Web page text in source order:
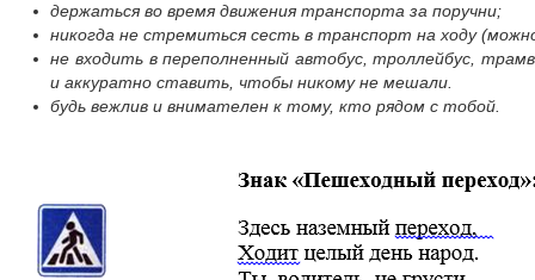
держаться во время движения транспорта за поручни;
никогда не стремиться сесть в транспорт на ходу
не входить в переполненный автобус, троллейбус,
и аккуратно ставить, чтобы никому не мешали.
будь вежлив и внимателен к тому, кто рядом с тобой.